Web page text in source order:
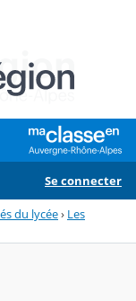
Se connecter
du lycée› Les